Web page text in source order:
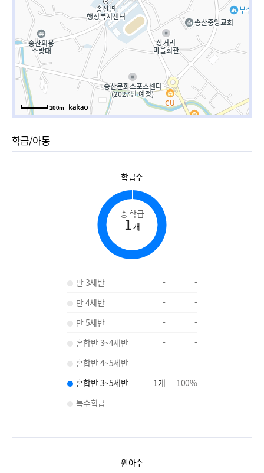
100m
학급/아동
학급수
총 학급
1개
만 3세반 -
-
만 4세반
-
-
만 5세반
-
-
혼합반 3~4세반
-
-
혼합반 4~5세반
-
-
혼합반 3~5세반
1개 100%
특수학급
- -
원아수